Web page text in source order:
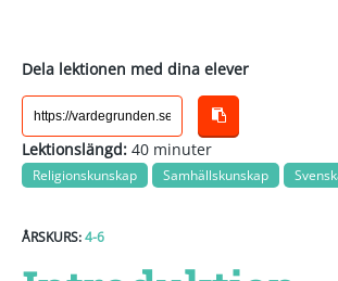
ÅRSKURS:4-6
Religionskunskap Samhällskunskap
Lektionslängd: 40 minuter
Dela lektionen med dina elever